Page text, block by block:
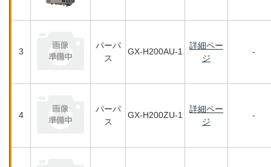
3
パーパ
ス
GX-H200AU-1
詳細ペー
ジ
-
4
パーパ
ス
GX-H200ZU-1
詳細ペー
ジ
-